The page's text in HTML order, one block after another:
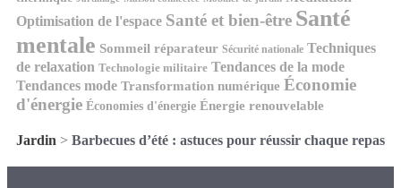
Optimisation de l'espace Santé et bien-être Santé
mentale Sommeil réparateur Sécurité nationale Techniques
de relaxation Technologie militaire Tendances de la mode
Tendances mode Transformation numérique Économie
d'énergie Économies d'énergie Énergie renouvelable
Jardin > Barbecues d’été : astuces pour réussir chaque repas